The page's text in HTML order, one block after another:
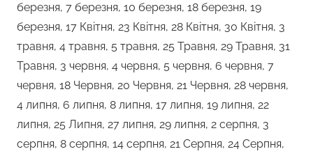
березня, 7 березня, 10 березня, 18 березня, 19
березня, 17 Квітня, 23 Квітня, 28 Квітня, 30 Квітня, 3
травня, 4 травня, 5 травня, 25 Травня, 29 Травня, 31
Травня, 3 червня, 4 червня, 5 червня, 6 червня, 7
червня, 18 Червня, 20 Червня, 21 Червня, 28 червня,
4 липня, 6 липня, 8 липня, 17 липня, 19 липня, 22
липня, 25 Липня, 27 липня, 29 липня, 2 серпня, 3
серпня, 8 серпня, 14 серпня, 21 Серпня, 24 Серпня,